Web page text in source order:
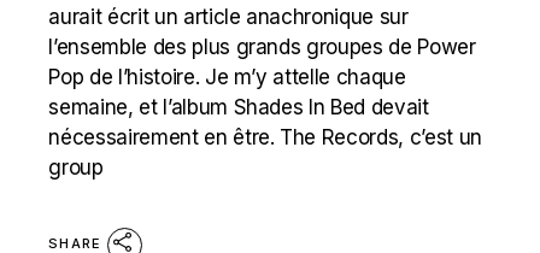
aurait écrit un article anachronique sur
l’ensemble des plus grands groupes de Power
Pop de l’histoire. Je m’y attelle chaque
semaine, et l’album Shades In Bed devait
nécessairement en être. The Records, c’est un
group
SHARE